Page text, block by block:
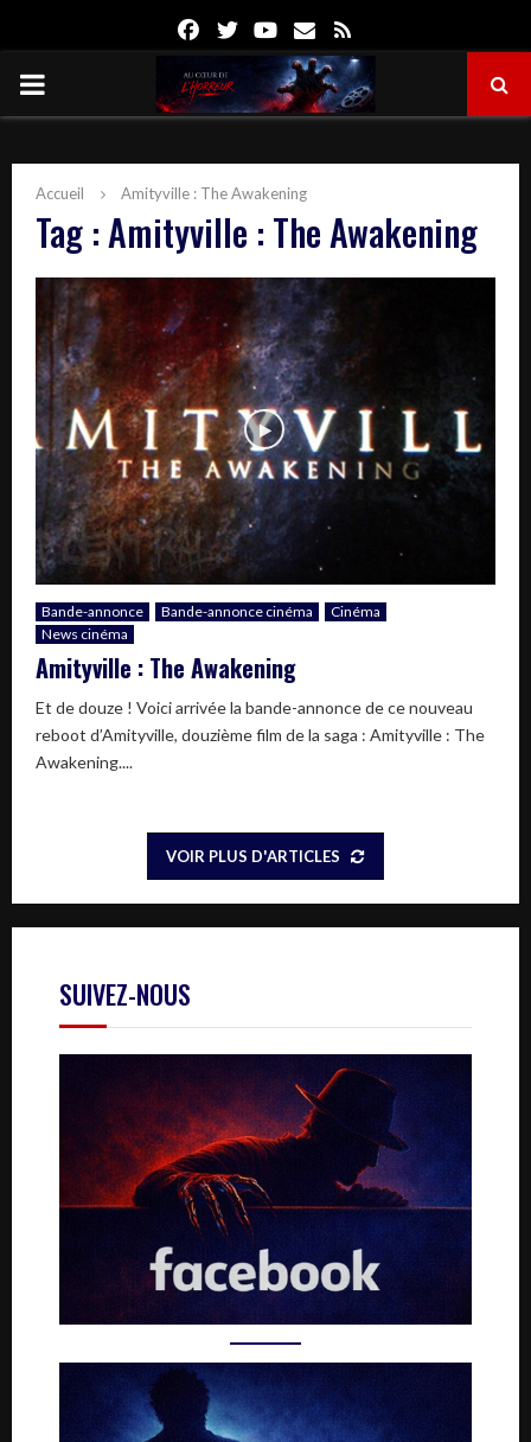
FacebookTwitterYoutube
Email
PRIMARY
Accueil Amityville : The Awakening
Tag : Amityville : The Awakening
Bande-annonce Bande-annonce cinéma
Cinéma
News cinéma
Amityville : The Awakening
Et de douze ! Voici arrivée la bande-annonce de ce nouveau
reboot d’Amityville, douzième film de la saga : Amityville : The
Awakening....
VOIR PLUS D'ARTICLES
SUIVEZ-NOUS